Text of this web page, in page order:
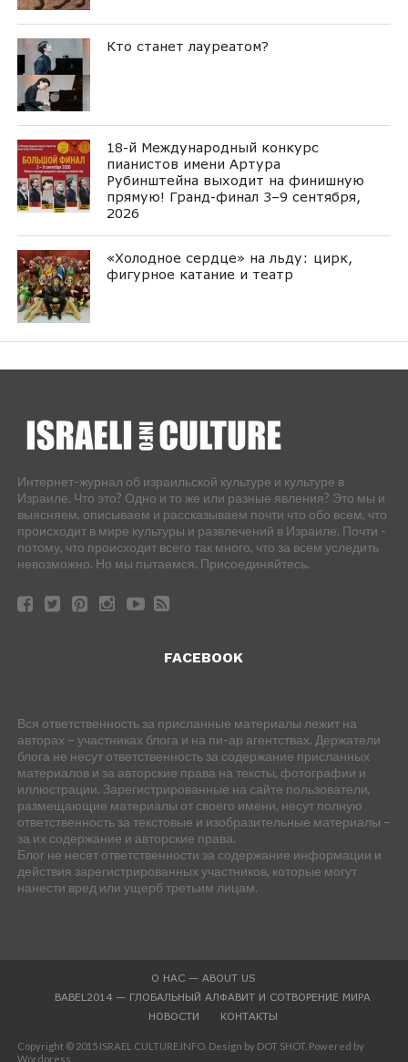
Кто станет лауреатом?
18-й Международный конкурс
пианистов имени Артура
Рубинштейна выходит на финишную
прямую! Гранд-финал 3–9 сентября,
2026
«Холодное сердце» на льду: цирк,
фигурное катание и театр
Интернет-журнал об израильской культуре и культуре в
Израиле. Что это? Одно и то же или разные явления? Это мы и
выясняем, описываем и рассказываем почти что обо всем, что
происходит в мире культуры и развлечений в Израиле. Почти -
потому, что происходит всего так много, что за всем уследить
невозможно. Но мы пытаемся. Присоединяйтесь.
FACEBOOK
Вся ответственность за присланные материалы лежит на
авторах – участниках блога и на пи-ар агентствах. Держатели
блога не несут ответственность за содержание присланных
материалов и за авторские права на тексты, фотографии и
иллюстрации. Зарегистрированные на сайте пользователи,
размещающие материалы от своего имени, несут полную
ответственность за текстовые и изобразительные материалы –
за их содержание и авторские права.
Блог не несет ответственности за содержание информации и
действия зарегистрированных участников, которые могут
нанести вред или ущерб третьим лицам.
О НАС — ABOUT US
BABEL2014 — ГЛОБАЛЬНЫЙ АЛФАВИТ И СОТВОРЕНИЕ МИРА
НОВОСТИ
КОНТАКТЫ
Copyright © 2015 ISRAEL CULTURE.INFO. Design by DOT SHOT. Powered by
Wordpress.